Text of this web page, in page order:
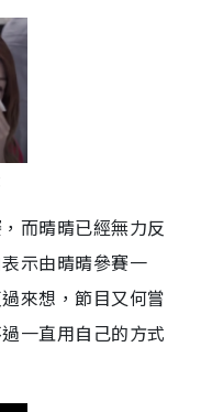
而晴晴已經無力反
示由晴晴參賽一
來想，節目又何嘗
一直用自己的方式